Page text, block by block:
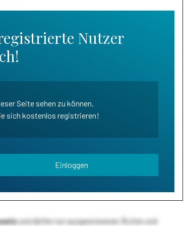
Nutzer
Seite sehen zu können.
sich kostenlos registrieren!
Einloggen
und dürfen nur ausgewiesenen Ärzten und